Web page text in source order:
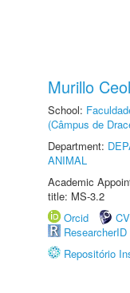
Murillo
School:
(Câmpus de
Department:
ANIMAL
Academic
title: MS-3.2
Orcid
ResearcherID
Repositório